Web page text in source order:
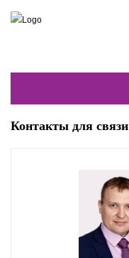
ПОИСК ПО САЙТУ
Контакты для связи